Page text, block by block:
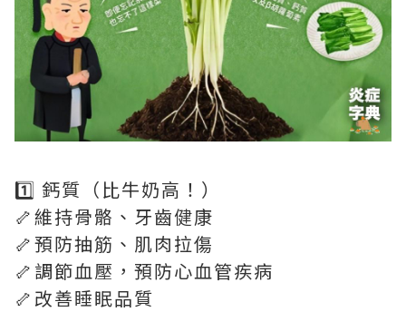
1️⃣ 鈣質（比牛奶高！）
🦴維持骨骼、牙齒健康
🦴預防抽筋、肌肉拉傷
🦴調節血壓，預防心血管疾病
🦴改善睡眠品質